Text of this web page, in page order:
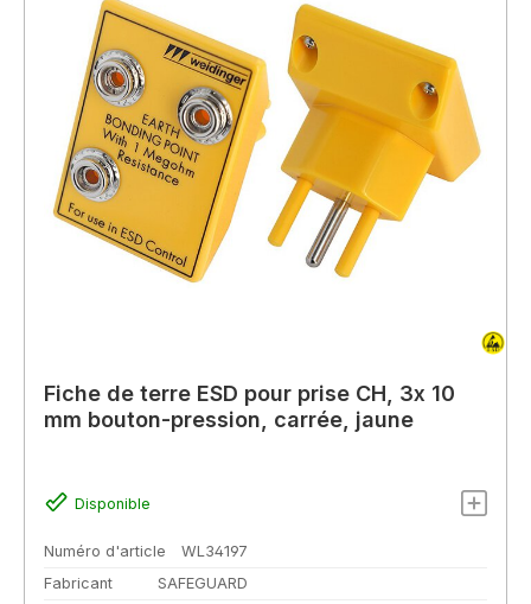
Fiche de terre ESD pour prise CH, 3x 10
mm bouton-pression, carrée, jaune
Disponible
Numéro d'article
WL34197
Fabricant
SAFEGUARD